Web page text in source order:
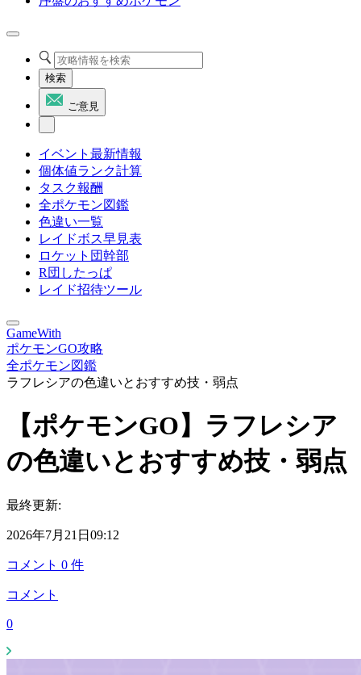
検索
ご意見
イベント最新情報
個体値ランク計算
タスク報酬
全ポケモン図鑑
色違い一覧
レイドボス早見表
ロケット団幹部
R団したっぱ
レイド招待ツール
GameWith
ポケモンGO攻略
全ポケモン図鑑
ラフレシアの色違いとおすすめ技・弱点
【ポケモンGO】ラフレシア
の色違いとおすすめ技・弱点
最終更新:
2026年7月21日09:12
コメント 0 件
コメント
0